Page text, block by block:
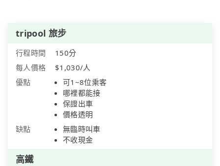
tripool 旅步
行程時間
150分
每人價格
$1,030/人
優點
可1~8位乘客
哪裡都能接
保證出車
價格透明
缺點
無臨時叫車
不收現金
高鐵